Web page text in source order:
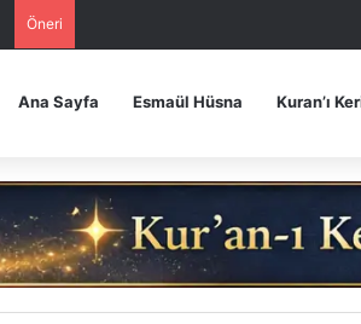
Öneri
Ana Sayfa Esmaül Hüsna Kuran’ı